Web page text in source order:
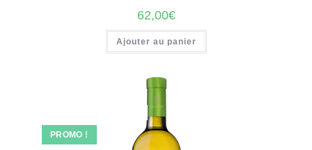
62,00€
Ajouter au panier
PROMO !